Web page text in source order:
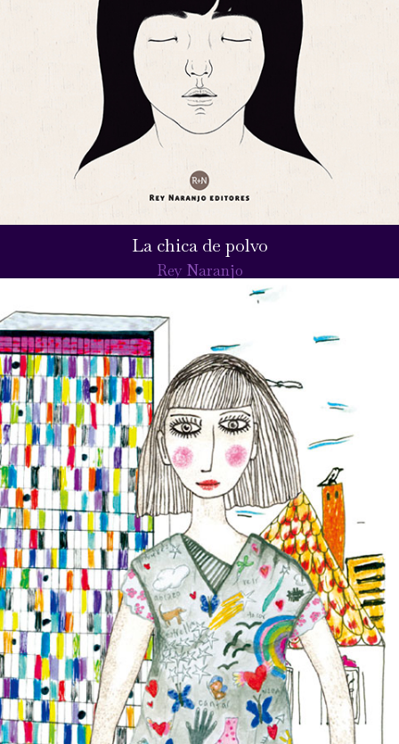
La chica de polvo
Rey Naranjo